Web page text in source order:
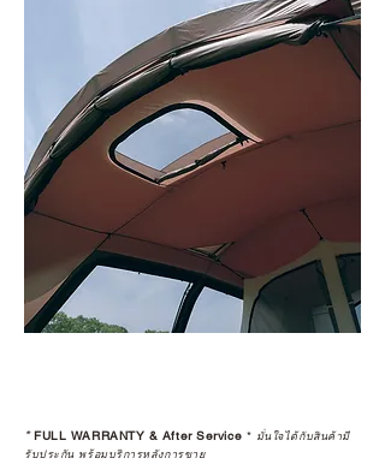
*FULL WARRANTY & After Service * มั่นใจได้กับสินค้ามี
รับประกัน พร้อมบริการหลังการขาย